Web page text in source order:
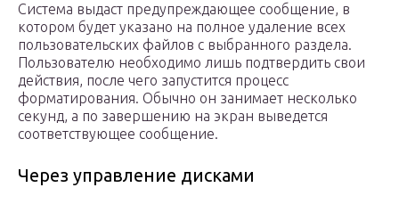
Система выдаст предупреждающее сообщение, в
котором будет указано на полное удаление всех
пользовательских файлов с выбранного раздела.
Пользователю необходимо лишь подтвердить свои
действия, после чего запустится процесс
форматирования. Обычно он занимает несколько
секунд, а по завершению на экран выведется
соответствующее сообщение.
Через управление дисками